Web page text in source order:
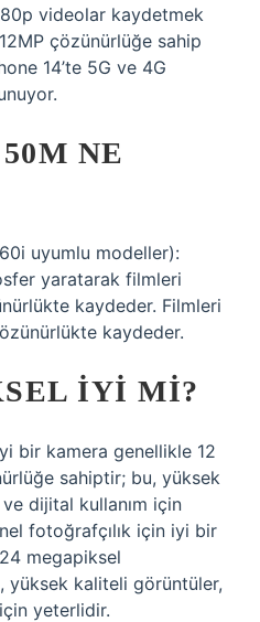
videolar kaydetmek
çözünürlüğe sahip
14’te 5G ve 4G
NE
uyumlu modeller):
yaratarak filmleri
kaydeder. Filmleri
kaydeder.
IYI MI?
bir kamera genellikle 12
sahiptir; bu, yüksek
dijital kullanım için
fotoğrafçılık için iyi bir
megapiksel
yüksek kaliteli görüntüler,
yeterlidir.